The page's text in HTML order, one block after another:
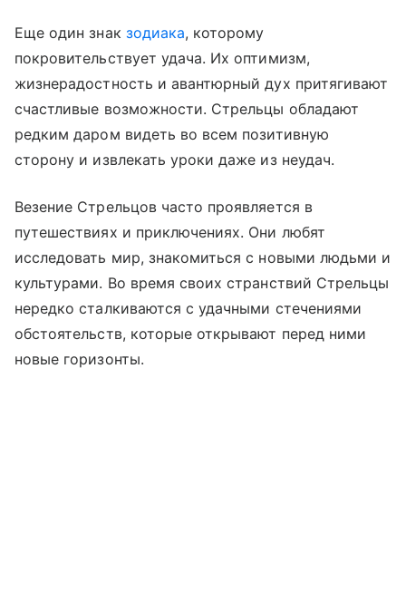
Еще один знак зодиака, которому
покровительствует удача. Их оптимизм,
жизнерадостность и авантюрный дух притягивают
счастливые возможности. Стрельцы обладают
редким даром видеть во всем позитивную
сторону и извлекать уроки даже из неудач.
Везение Стрельцов часто проявляется в
путешествиях и приключениях. Они любят
исследовать мир, знакомиться с новыми людьми и
культурами. Во время своих странствий Стрельцы
нередко сталкиваются с удачными стечениями
обстоятельств, которые открывают перед ними
новые горизонты.